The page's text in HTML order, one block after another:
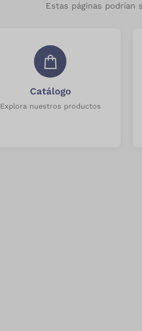
Estas páginas podrían
Catálogo
Explora nuestros productos